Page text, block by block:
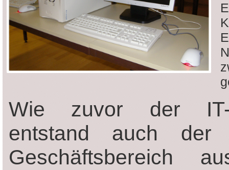
Wie zuvor der IT-
entstand auch der
Geschäftsbereich